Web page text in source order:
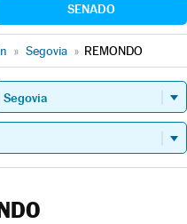
SENADO
» Segovia » REMONDO